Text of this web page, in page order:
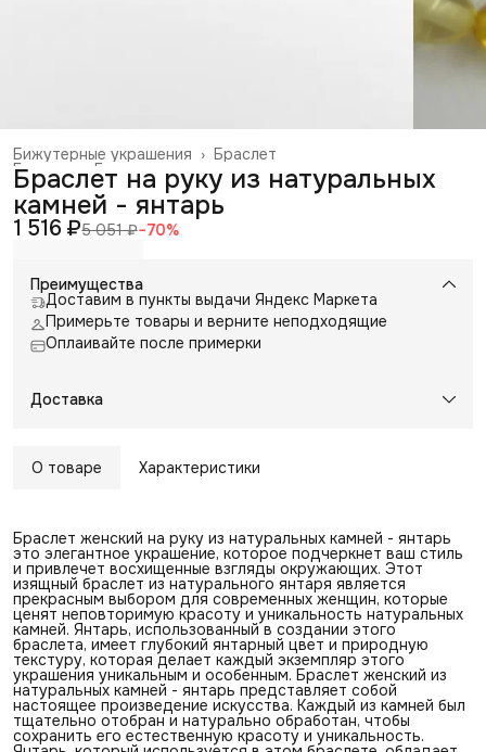
Браслет
Бижутерные украшения ›
Галантерея и аксессуары
Главная ›
Браслет на руку из натуральных
камней - янтарь
1 516 ₽5 051 ₽−70%
Преимущества
Доставим в пункты выдачи Яндекс Маркета
Примерьте товары и верните неподходящие
Оплаивайте после примерки
Доставка
О товаре Характеристики
Браслет женский на руку из натуральных камней - янтарь
это элегантное украшение, которое подчеркнет ваш стиль
и привлечет восхищенные взгляды окружающих. Этот
изящный браслет из натурального янтаря является
прекрасным выбором для современных женщин, которые
ценят неповторимую красоту и уникальность натуральных
камней. Янтарь, использованный в создании этого
браслета, имеет глубокий янтарный цвет и природную
текстуру, которая делает каждый экземпляр этого
украшения уникальным и особенным. Браслет женский из
натуральных камней - янтарь представляет собой
настоящее произведение искусства. Каждый из камней был
тщательно отобран и натурально обработан, чтобы
сохранить его естественную красоту и уникальность.